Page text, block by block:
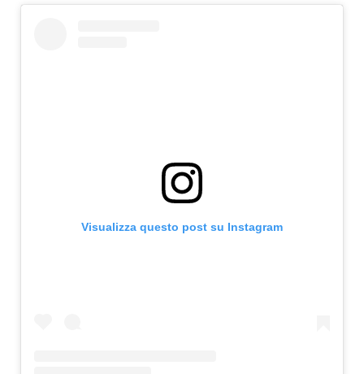
Visualizza questo post su Instagram